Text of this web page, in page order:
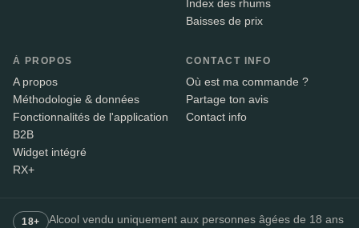
Index des rhums
Baisses de prix
À PROPOS
A propos
Méthodologie & données
Fonctionnalités de l'application
B2B
Widget intégré
RX+
CONTACT INFO
Où est ma commande ?
Partage ton avis
Contact info
18+
Alcool vendu uniquement aux personnes âgées de 18 ans